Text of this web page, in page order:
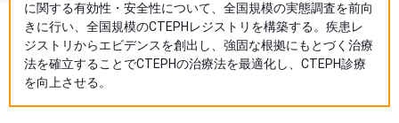
に関する有効性・安全性について、全国規模の実態調査を前向
きに行い、全国規模のCTEPHレジストリを構築する。疾患レ
ジストリからエビデンスを創出し、強固な根拠にもとづく治療
法を確立することでCTEPHの治療法を最適化し、CTEPH診療
を向上させる。